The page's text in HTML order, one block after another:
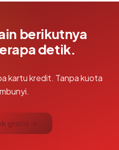
berikutnya
detik.
kartu kredit. Tanpa kuota
gratis →